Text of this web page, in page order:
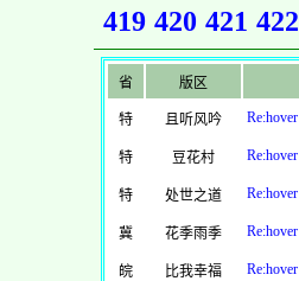
419 420 421 422
省 版区
特 且听风吟 Re:hover
特 豆花村 Re:hover
特 处世之道 Re:hover
冀 花季雨季 Re:hover
皖 比我幸福 Re:hover